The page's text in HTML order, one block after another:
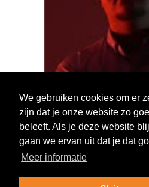
Log in om te
We gebruiken cookies om er
zijn dat je onze website zo
beleeft. Als je deze website
gaan we ervan uit dat je dat
Meer informatie